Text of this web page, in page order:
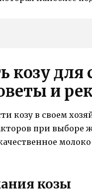
козу для
и
козу в своем
при выборе
козы